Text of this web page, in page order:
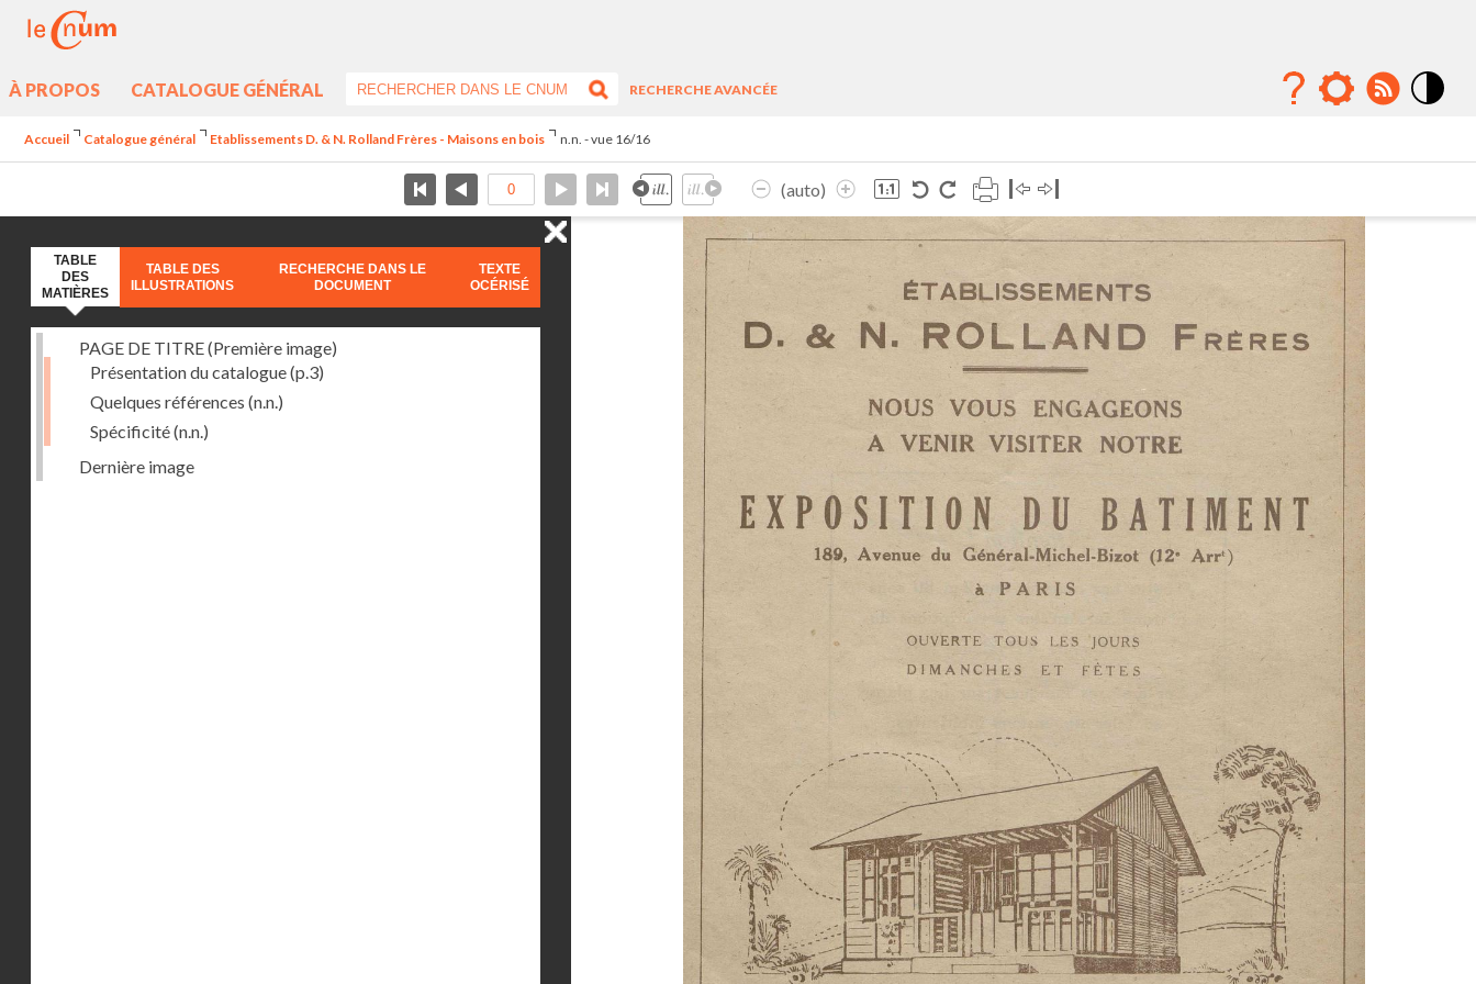
À PROPOS CATALOGUE GÉNÉRAL
RECHERCHE AVANCÉE
Accueil Catalogue général Etablissements D. & N. Rolland Frères - Maisons en bois n.n. - vue 16/16
(auto)
TABLE
DES
MATIÈRES
TABLE DES
ILLUSTRATIONS
RECHERCHE DANS LE
DOCUMENT
TEXTE
OCÉRISÉ
PAGE DE TITRE (Première image)
Présentation du catalogue(p.3)
Quelques références (n.n.)
Spécificité(n.n.)
Dernière image